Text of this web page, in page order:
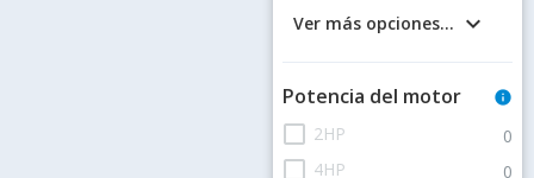
keyboard_arrow_down
Ver más opciones...
Potencia del motor info
check_box_outline_blank 2HP 0
check_box_outline_blank 4HP 0